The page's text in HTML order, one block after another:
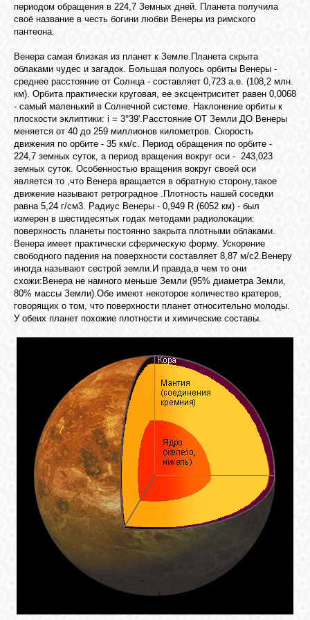
периодом обращения в 224,7 Земных дней. Планета получила
своё название в честь богини любви Венеры из римского
пантеона.
Венера самая близкая из планет к Земле.Планета скрыта
облаками чудес и загадок. Большая полуось орбиты Венеры -
среднее расстояние от Солнца - составляет 0,723 а.е. (108,2 млн.
км). Орбита практически круговая, ее эксцентриситет равен 0,0068
- самый маленький в Солнечной системе. Наклонение орбиты к
плоскости эклиптики: i = 3°39'.Расстояние ОТ Земли ДО Венеры
меняется от 40 до 259 миллионов километров. Скорость
движения по орбите - 35 км/с. Период обращения по орбите -
224,7 земных суток, а период вращения вокруг оси - 243,023
земных суток. Особенностью вращения вокруг своей оси
является то ,что Венера вращается в обратную сторону,такое
движение называют ретроградное .Плотность нашей соседки
равна 5,24 г/см3. Радиус Венеры - 0,949 R (6052 км) - был
измерен в шестидесятых годах методами радиолокации:
поверхность планеты постоянно закрыта плотными облаками.
Венера имеет практически сферическую форму. Ускорение
свободного падения на поверхности составляет 8,87 м/с2.Венеру
иногда называют сестрой земли.И правда,в чем то они
схожи:Венера не намного меньше Земли (95% диаметра Земли,
80% массы Земли).Обе имеют некоторое количество кратеров,
говорящих о том, что поверхности планет относительно молоды.
У обеих планет похожие плотности и химические составы.